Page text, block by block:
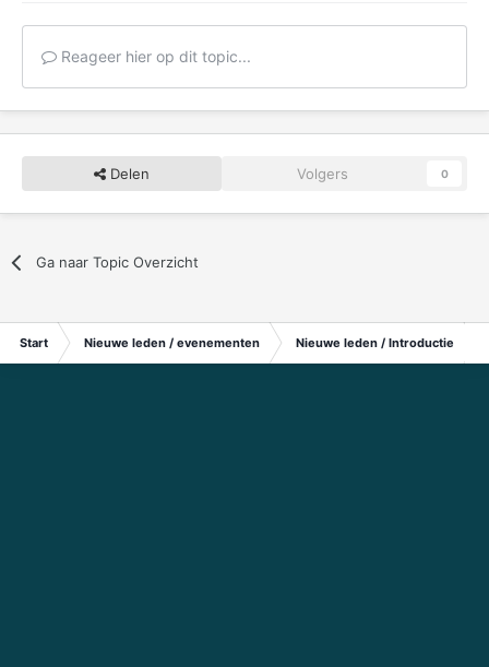
Reageer hier op dit topic...
Delen Volgers 0
Ga naar Topic Overzicht
Start Nieuwe leden / evenementen Nieuwe leden / Introductie